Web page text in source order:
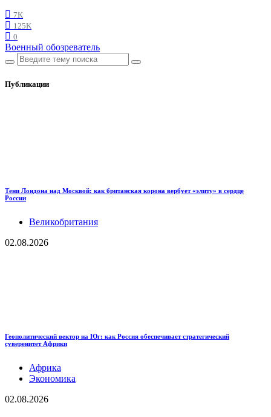
7K
125K
0
Военный обозреватель
Публикации
Тени Лондона над Москвой: как британская корона вербует «элиту» в сердце
России
Великобритания
02.08.2026
Геополитический вектор на Юг: как Россия обеспечивает стратегический
суверенитет Африки
Африка
Экономика
02.08.2026